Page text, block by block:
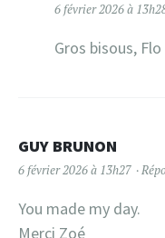
6 février 2026 à
Gros bisous, Flo
GUY BRUNON
6 février 2026 à 13h27
You made my day.
Merci Zoé